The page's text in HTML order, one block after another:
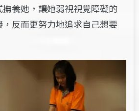
養她，讓她弱視視覺障礙的
反而更努力地追求自己想要